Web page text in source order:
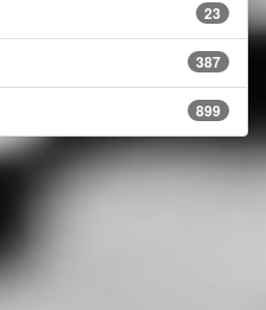
23
387
899